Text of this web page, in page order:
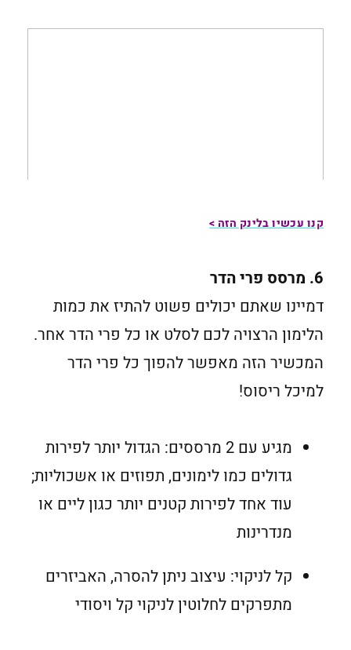
קנו עכשיו בלינק הזה >
6. מרסס פרי הדר
דמיינו שאתם יכולים פשוט להתיז את כמות
הלימון הרצויה לכם לסלט או כל פרי הדר אחר.
המכשיר הזה מאפשר להפוך כל פרי הדר
למיכל ריסוס!
מגיע עם 2 מרססים: הגדול יותר לפירות
גדולים כמו לימונים, תפוזים או אשכוליות;
עוד אחד לפירות קטנים יותר כגון ליים או
מנדרינות
קל לניקוי: עיצוב ניתן להסרה, האביזרים
מתפרקים לחלוטין לניקוי קל ויסודי